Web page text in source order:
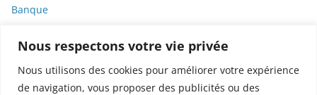
Nous respectons votre vie privée
Nous utilisons des cookies pour améliorer votre expérience
de navigation, vous proposer des publicités ou des
Banque